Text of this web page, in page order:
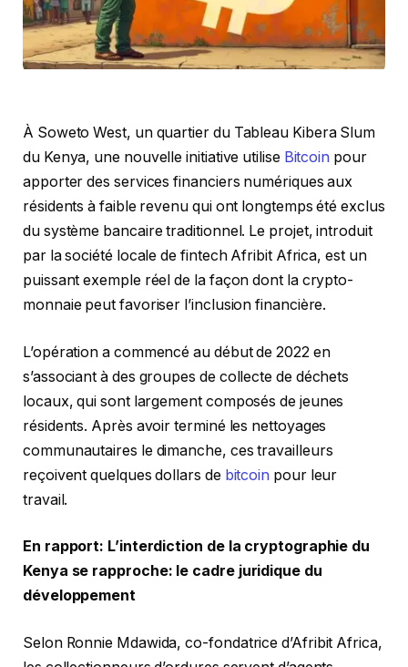
À Soweto West, un quartier du Tableau Kibera Slum
du Kenya, une nouvelle initiative utilise Bitcoin pour
apporter des services financiers numériques aux
résidents à faible revenu qui ont longtemps été exclus
du système bancaire traditionnel. Le projet, introduit
par la société locale de fintech Afribit Africa, est un
puissant exemple réel de la façon dont la crypto-
monnaie peut favoriser l’inclusion financière.
L’opération a commencé au début de 2022 en
s’associant à des groupes de collecte de déchets
locaux, qui sont largement composés de jeunes
résidents. Après avoir terminé les nettoyages
communautaires le dimanche, ces travailleurs
reçoivent quelques dollars de bitcoin pour leur
travail.
En rapport: L’interdiction de la cryptographie du
Kenya se rapproche: le cadre juridique du
développement
Selon Ronnie Mdawida, co-fondatrice d’Afribit Africa,